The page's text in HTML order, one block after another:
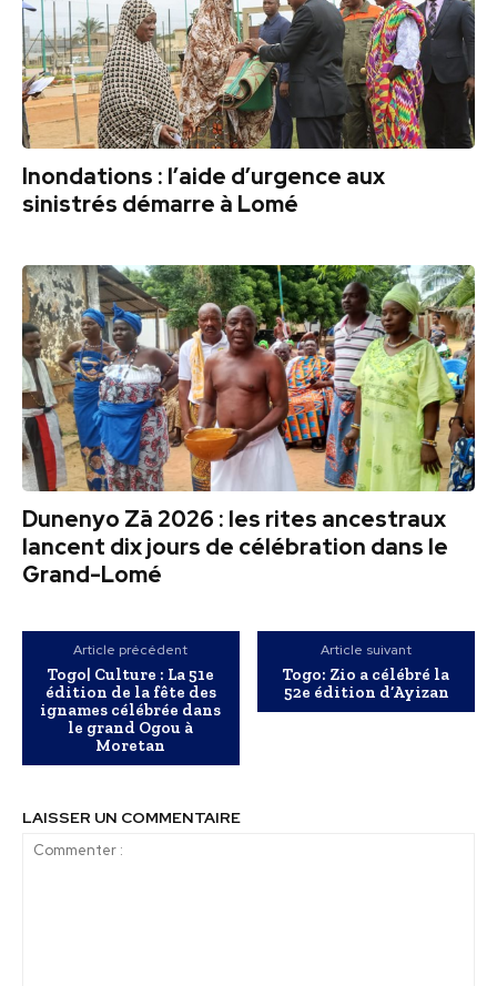
Inondations : l’aide d’urgence aux
sinistrés démarre à Lomé
Dunenyo Zā 2026 : les rites ancestraux
lancent dix jours de célébration dans le
Grand-Lomé
Article précédent
Togo| Culture : La 51e
édition de la fête des
ignames célébrée dans
le grand Ogou à
Moretan
Article suivant
Togo: Zio a célébré la
52e édition d’Ayizan
LAISSER UN COMMENTAIRE